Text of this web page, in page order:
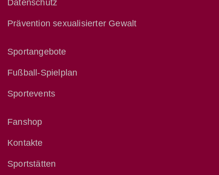
Datenschutz
Prävention sexualisierter Gewalt
Sportangebote
Fußball-Spielplan
Sportevents
Fanshop
Kontakte
Sportstätten